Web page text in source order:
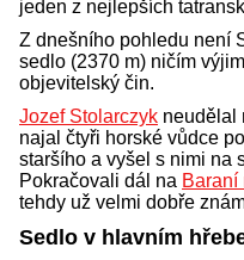
jeden z nejlepších
Z dnešního pohledu není
sedlo (2370 m) ničím
objevitelský čin.
Jozef Stolarczyk neudělal
najal čtyři horské vůdce
staršího a vyšel s nimi na
Pokračovali dál na Baraní
tehdy už velmi dobře
Sedlo v hlavním